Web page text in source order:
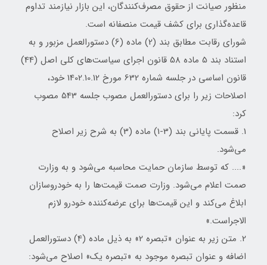
منظور صیانت از حقوق مصرف‌کنندگان، این بازار نیازمند تداوم
قاعده‌گذاری برای کشف قیمت منصفانه است.
شورای رقابت مطابق بند (2) ماده (6) دستورالعمل مزبور و به
استناد بند 5 ماده 58 قانون اجرای سیاست‌های کلی اصل (44)
قانون اساسی در جلسه شماره 632 مورخ 1402.10.12 خود،
اصلاحات زیر را برای دستورالعمل مصوب جلسه 543 مصوب
کرد:
1. قسمت پایانی بند (3-1) ماده (3) به شرح زیر اصلاح
می‌شود.
«.... که توسط سازمان حمایت محاسبه می‌شود و به وزارت
صمت اعلام می‌شود. وزارت صمت قیمت‌ها را به خودروسازان
ابلاغ می‌کند و این قیمت‌ها برای عرضه‌کننده خودرو لازم
الاجراست.»
2. متن زیر به عنوان «تبصره 2» به ذیل ماده (4) دستورالعمل
اضافه و عنوان تبصره موجود به «تبصره یک» اصلاح می‌شود: